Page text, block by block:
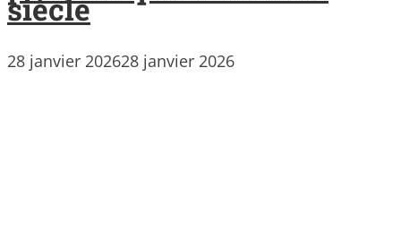
siècle
28 janvier 202628 janvier 2026